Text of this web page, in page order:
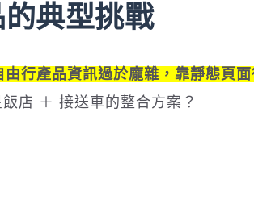
典型挑戰
由行產品資訊過於龐雜，靠靜態頁
店 ＋ 接送車的整合方案？